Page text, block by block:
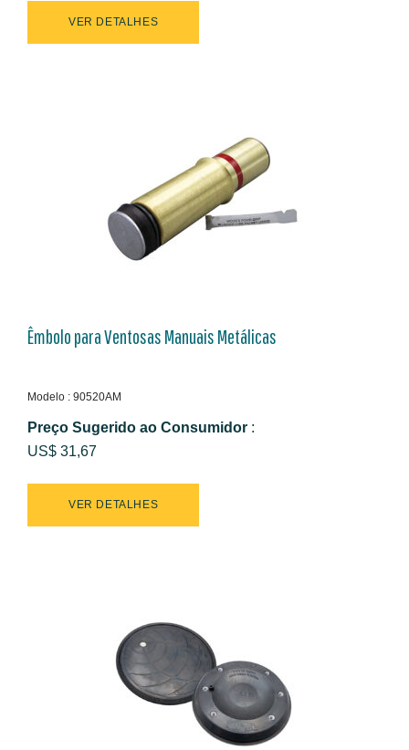
VER DETALHES
Êmbolo para Ventosas Manuais Metálicas
Modelo : 90520AM
Preço Sugerido ao Consumidor :
US$ 31,67
VER DETALHES